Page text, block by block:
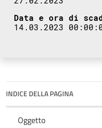
Data e ora di
14.03.2023
INDICE DELLA PAGINA
Oggetto